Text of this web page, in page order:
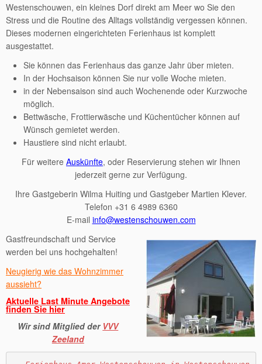
Westenschouwen, ein kleines Dorf direkt am Meer wo Sie den
Stress und die Routine des Alltags vollständig vergessen können.
Dieses modernen eingerichteten Ferienhaus ist komplett
ausgestattet.
Sie können das Ferienhaus das ganze Jahr über mieten.
In der Hochsaison können Sie nur volle Woche mieten.
in der Nebensaison sind auch Wochenende oder Kurzwoche
möglich.
Bettwäsche, Frottierwäsche und Küchentücher können auf
Wünsch gemietet werden.
Haustiere sind nicht erlaubt.
Für weitere Auskünfte, oder Reservierung stehen wir Ihnen
jederzeit gerne zur Verfügung.
Ihre Gastgeberin Wilma Huiting und Gastgeber Martien Klever.
Telefon +31 6 4989 6360
E-mail info@westenschouwen.com
Gastfreundschaft und Service
werden bei uns hochgehalten!
Neugierig wie das Wohnzimmer
aussieht?
Aktuelle Last Minute Angebote
finden Siehier
Wir sind Mitglied der VVV
Zeeland